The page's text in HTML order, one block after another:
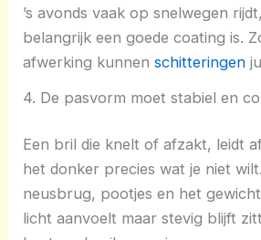
’s avonds vaak op snelwegen
belangrijk een goede coating is.
afwerking kunnenschitteringen
4. De pasvorm moet stabiel en
Een bril die knelt of afzakt, leidt
het donker precies wat je niet
neusbrug, pootjes en het
licht aanvoelt maar stevig blijft